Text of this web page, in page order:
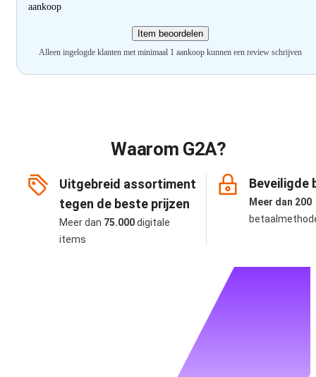
aankoop
Item beoordelen
Alleen ingelogde klanten met minimaal 1 aankoop kunnen een review schrijven
Waarom G2A?
Uitgebreid assortiment
tegen de beste prijzen
Meer dan 75.000digitale
items
Beveiligde
Meer dan 200